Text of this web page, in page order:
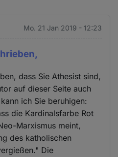
Mo. 21 Jan 2019 - 12:23
dass Sie Athesist sind,
auf dieser Seite auch
ich Sie beruhigen:
die Kardinalsfarbe Rot
Marxismus meint,
des katholischen
Die